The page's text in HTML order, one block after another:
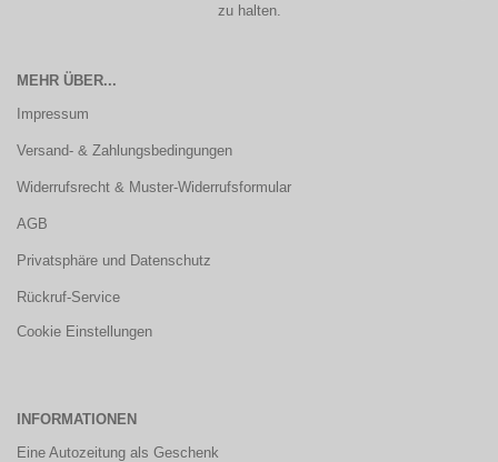
zu halten.
MEHR ÜBER...
Impressum
Versand- & Zahlungsbedingungen
Widerrufsrecht & Muster-Widerrufsformular
AGB
Privatsphäre und Datenschutz
Rückruf-Service
Cookie Einstellungen
INFORMATIONEN
Eine Autozeitung als Geschenk